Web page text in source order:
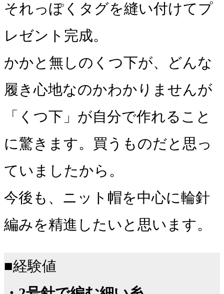
それっぽくタグを縫い付けてプ
レゼント完成。
かかと無しのくつ下が、どんな
履き心地なのかわかりませんが
「くつ下」が自分で作れること
に驚きます。買うものだと思っ
ていましたから。
今後も、ニット帽を中心に輪針
編みを精進したいと思います。
■経験値